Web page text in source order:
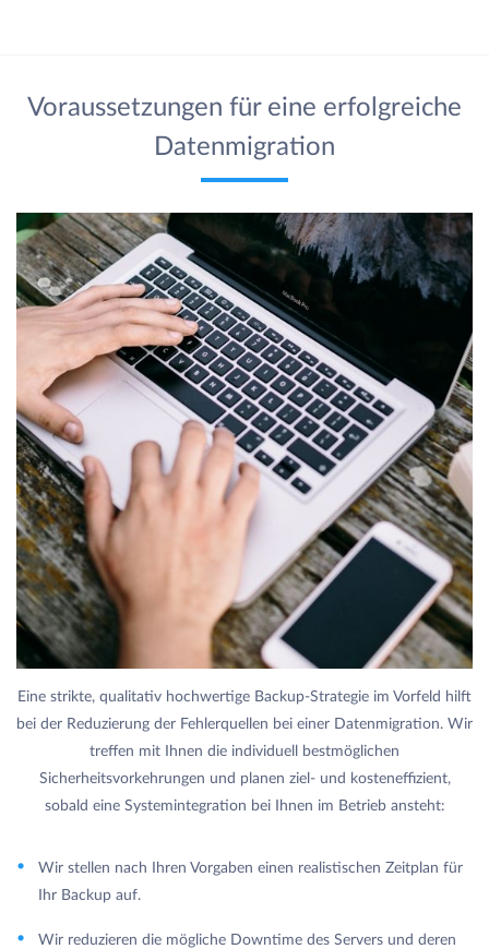
Voraussetzungen für eine erfolgreiche
Datenmigration
Eine strikte, qualitativ hochwertige Backup-Strategie im Vorfeld hilft
bei der Reduzierung der Fehlerquellen bei einer Datenmigration. Wir
treffen mit Ihnen die individuell bestmöglichen
Sicherheitsvorkehrungen und planen ziel- und kosteneffizient,
sobald eine Systemintegration bei Ihnen im Betrieb ansteht:
Wir stellen nach Ihren Vorgaben einen realistischen Zeitplan für
Ihr Backup auf.
Wir reduzieren die mögliche Downtime des Servers und deren